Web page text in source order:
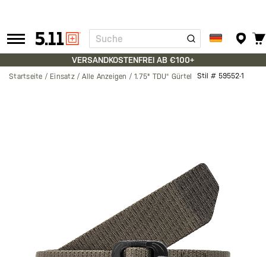
Tactical
Gear
Suche
VERSANDKOSTENFREI AB €100+
Startseite Einsatz Alle Anzeigen 1.75" TDU® Gürtel Stil # 59552-1